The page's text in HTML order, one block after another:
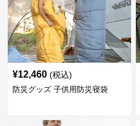
¥12,460 (税込)
防災グッズ 子供用防災寝袋